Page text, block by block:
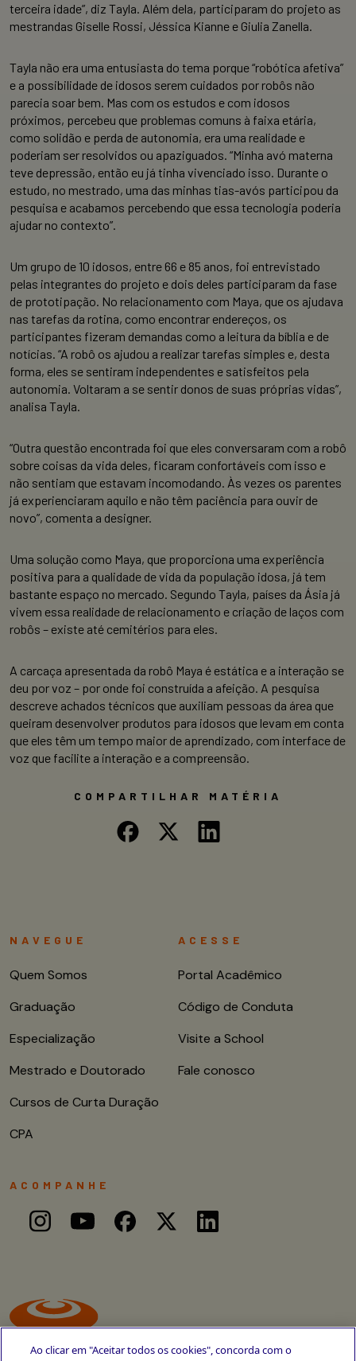
terceira idade”, diz Tayla. Além dela, participaram do projeto as
mestrandas Giselle Rossi, Jéssica Kianne e Giulia Zanella.
Tayla não era uma entusiasta do tema porque “robótica afetiva”
e a possibilidade de idosos serem cuidados por robôs não
parecia soar bem. Mas com os estudos e com idosos
próximos, percebeu que problemas comuns à faixa etária,
como solidão e perda de autonomia, era uma realidade e
poderiam ser resolvidos ou apaziguados. “Minha avó materna
teve depressão, então eu já tinha vivenciado isso. Durante o
estudo, no mestrado, uma das minhas tias-avós participou da
pesquisa e acabamos percebendo que essa tecnologia poderia
ajudar no contexto”.
Um grupo de 10 idosos, entre 66 e 85 anos, foi entrevistado
pelas integrantes do projeto e dois deles participaram da fase
de prototipação. No relacionamento com Maya, que os ajudava
nas tarefas da rotina, como encontrar endereços, os
participantes fizeram demandas como a leitura da bíblia e de
notícias. “A robô os ajudou a realizar tarefas simples e, desta
forma, eles se sentiram independentes e satisfeitos pela
autonomia. Voltaram a se sentir donos de suas próprias vidas”,
analisa Tayla.
“Outra questão encontrada foi que eles conversaram com a robô
sobre coisas da vida deles, ficaram confortáveis com isso e
não sentiam que estavam incomodando. Às vezes os parentes
já experienciaram aquilo e não têm paciência para ouvir de
novo”, comenta a designer.
Uma solução como Maya, que proporciona uma experiência
positiva para a qualidade de vida da população idosa, já tem
bastante espaço no mercado. Segundo Tayla, países da Ásia já
vivem essa realidade de relacionamento e criação de laços com
robôs – existe até cemitérios para eles.
A carcaça apresentada da robô Maya é estática e a interação se
deu por voz – por onde foi construída a afeição. A pesquisa
descreve achados técnicos que auxiliam pessoas da área que
queiram desenvolver produtos para idosos que levam em conta
que eles têm um tempo maior de aprendizado, com interface de
voz que facilite a interação e a compreensão.
COMPARTILHAR MATÉRIA
NAVEGUE
Quem Somos
Graduação
Especialização
Mestrado e Doutorado
Cursos de Curta Duração
CPA
ACESSE
Portal Acadêmico
Código de Conduta
Visite a School
Fale conosco
ACOMPANHE
Ao clicar em "Aceitar todos os cookies", concorda com o